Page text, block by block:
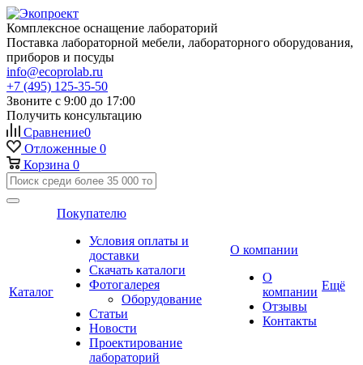
Комплексное оснащение лабораторий
Поставка лабораторной мебели, лабораторного оборудования,
приборов и посуды
info@ecoprolab.ru
+7 (495) 125-35-50
Звоните с 9:00 до 17:00
Получить консультацию
Сравнение0
Отложенные 0
Корзина 0
Каталог
Покупателю
Условия оплаты и
доставки
Скачать каталоги
Фотогалерея
Оборудование
Статьи
Новости
Проектирование
лабораторий
О компании
О
компании
Отзывы
Контакты
Ещё